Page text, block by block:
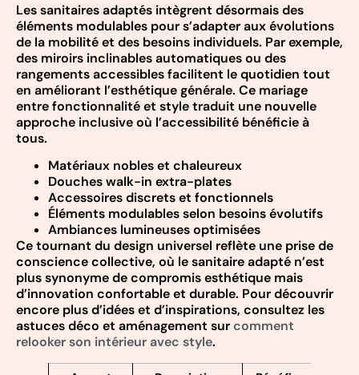
Les sanitaires adaptés intègrent désormais des
éléments modulables pour s’adapter aux évolutions
de la mobilité et des besoins individuels. Par exemple,
des miroirs inclinables automatiques ou des
rangements accessibles facilitent le quotidien tout
en améliorant l’esthétique générale. Ce mariage
entre fonctionnalité et style traduit une nouvelle
approche inclusive où l’accessibilité bénéficie à
tous.
Matériaux nobles et chaleureux
Douches walk-in extra-plates
Accessoires discrets et fonctionnels
Éléments modulables selon besoins évolutifs
Ambiances lumineuses optimisées
Ce tournant du design universel reflète une prise de
conscience collective, où le sanitaire adapté n’est
plus synonyme de compromis esthétique mais
d’innovation confortable et durable. Pour découvrir
encore plus d’idées et d’inspirations, consultez les
astuces déco et aménagement surcomment
relooker son intérieur avec style.